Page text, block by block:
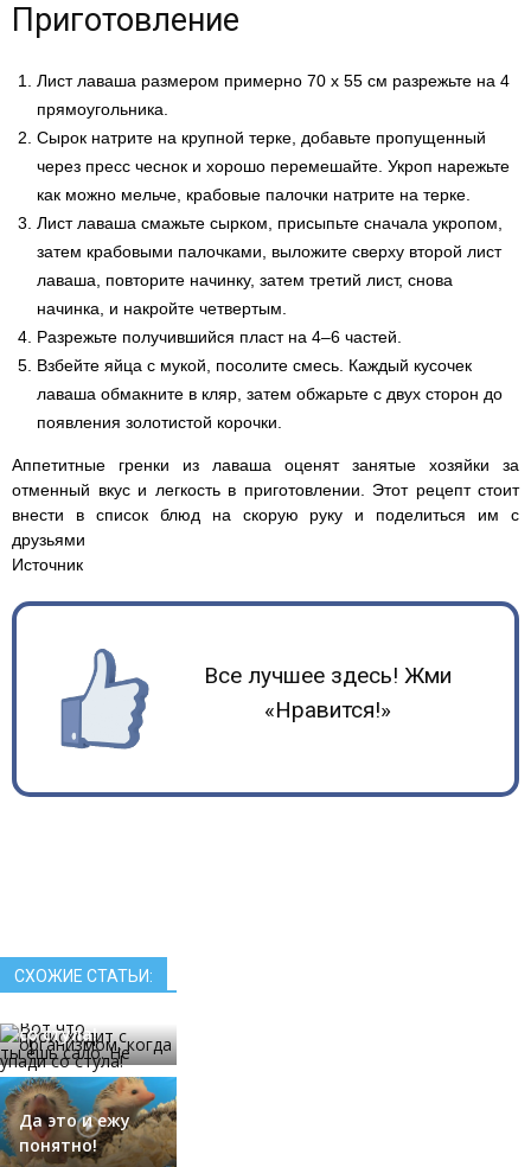
Приготовление
Лист лаваша размером примерно 70 х 55 см разрежьте на 4
прямоугольника.
Сырок натрите на крупной терке, добавьте пропущенный
через пресс чеснок и хорошо перемешайте. Укроп нарежьте
как можно мельче, крабовые палочки натрите на терке.
Лист лаваша смажьте сырком, присыпьте сначала укропом,
затем крабовыми палочками, выложите сверху второй лист
лаваша, повторите начинку, затем третий лист, снова
начинка, и накройте четвертым.
Разрежьте получившийся пласт на 4–6 частей.
Взбейте яйца с мукой, посолите смесь. Каждый кусочек
лаваша обмакните в кляр, затем обжарьте с двух сторон до
появления золотистой корочки.
Аппетитные гренки из лаваша оценят занятые хозяйки за
отменный вкус и легкость в приготовлении. Этот рецепт стоит
внести в список блюд на скорую руку и поделиться им с
друзьями
Источник
Все лучшее здесь! Жми
«Нравится!»
СХОЖИЕ СТАТЬИ:
организмом,
когда ты ешь
со стула!
Да это и ежу
понятно!